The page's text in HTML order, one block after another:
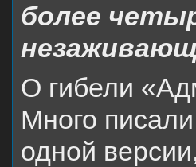
более
О гибели
Много
одной